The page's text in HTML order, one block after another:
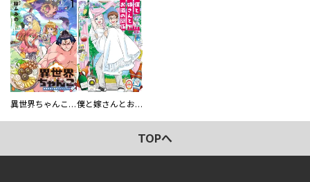
異世界ちゃんこ～横綱目前に召喚されたんだが～ 【連載版】 僕と嫁さんとお酒の関係
TOPへ